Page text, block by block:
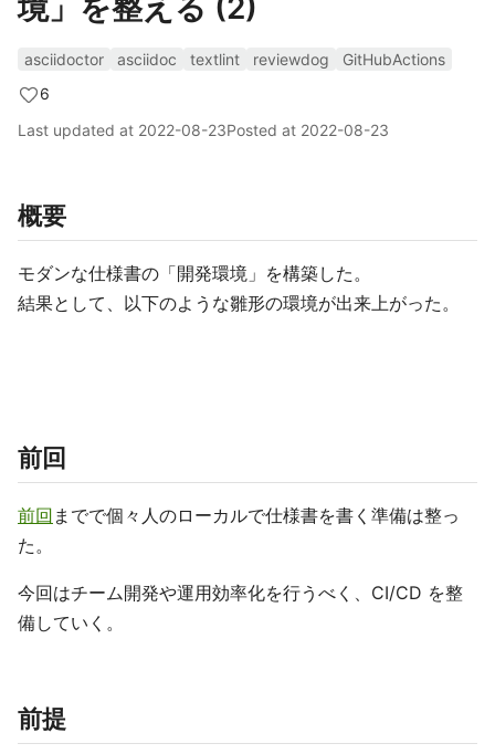
境」を整える (2)
asciidoctor asciidoc textlint reviewdog
GitHubActions
6
Last updated at 2022-08-23Posted at 2022-08-23
概要
モダンな仕様書の「開発環境」を構築した。
結果として、以下のような雛形の環境が出来上がった。
前回
前回 までで個々人のローカルで仕様書を書く準備は整っ
た。
今回はチーム開発や運用効率化を行うべく、CI/CD を整
備していく。
前提